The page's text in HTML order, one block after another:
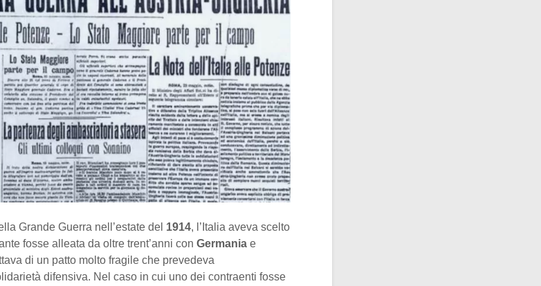
Grande Guerra nell’estate del 1914, l’Italia aveva scelto
fosse alleata da oltre trent’anni con Germania e
di un patto molto fragile che prevedeva
difensiva. Nel caso in cui uno dei contraenti fosse